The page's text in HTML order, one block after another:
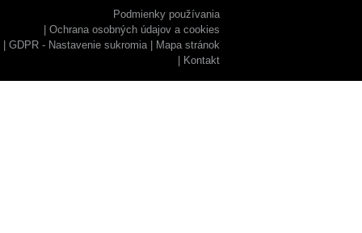
Podmienky používania
Ochrana osobných údajov a cookies
GDPR - Nastavenie sukromia
Mapa stránok
Kontakt